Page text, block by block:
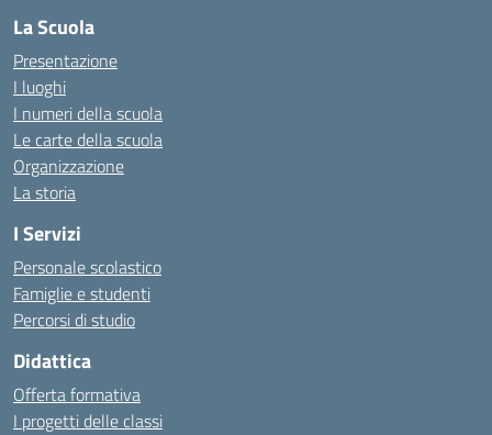
La Scuola
Presentazione
I luoghi
I numeri della scuola
Le carte della scuola
Organizzazione
La storia
I Servizi
Personale scolastico
Famiglie e studenti
Percorsi di studio
Didattica
Offerta formativa
I progetti delle classi